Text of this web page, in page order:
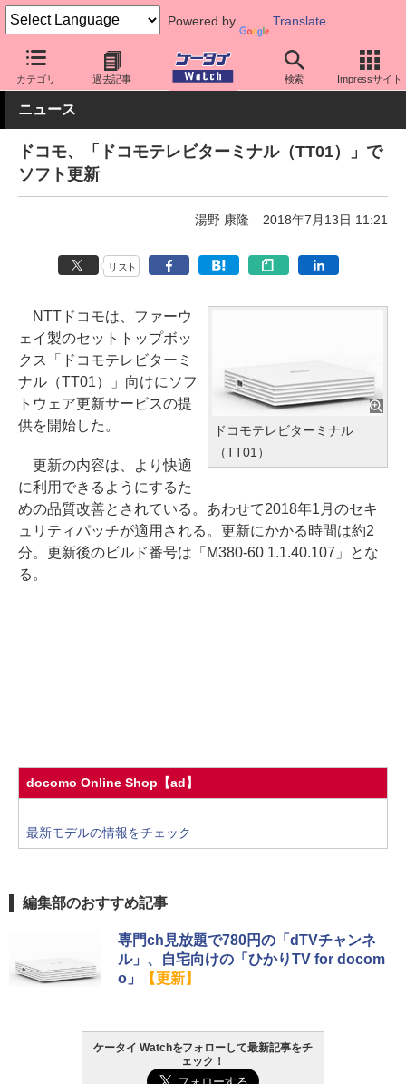
Powered by Translate
カテゴリ 過去記事 検索 Impressサイト
ケータイ Watch キャリア ドコモ ソフト更新
ニュース
ドコモ、「ドコモテレビターミナル（TT01）」で
ソフト更新
湯野 康隆 2018年7月13日 11:21
リスト
ドコモテレビターミナル
（TT01）
NTTドコモは、ファーウ
ェイ製のセットトップボッ
クス「ドコモテレビターミ
ナル（TT01）」向けにソフ
トウェア更新サービスの提
供を開始した。
更新の内容は、より快適
に利用できるようにするた
めの品質改善とされている。あわせて2018年1月のセキ
ュリティパッチが適用される。更新にかかる時間は約2
分。更新後のビルド番号は「M380-60 1.1.40.107」とな
る。
docomo Online Shop【ad】
最新モデルの情報をチェック
編集部のおすすめ記事
専門ch見放題で780円の「dTVチャンネ
ル」、自宅向けの「ひかりTV for docom
o」
【更新】
ケータイ Watchをフォローして最新記事をチ
ェック！